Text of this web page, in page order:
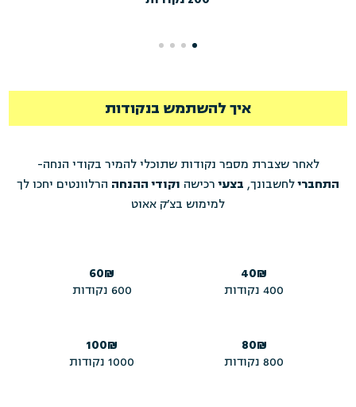
איך להשתמש בנקודות
לאחר שצברת מספר נקודות שתוכלי להמיר בקודי הנחה-
התחברילחשבונך, בצעירכישה וקודי ההנחה הרלוונטים יחכו לך
למימוש בצ׳ק אאוט
40₪
400 נקודות
60₪
600 נקודות
80₪
800 נקודות
100₪
1000 נקודות